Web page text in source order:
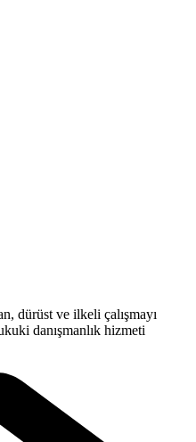
dürüst ve ilkeli çalışmayı
danışmanlık hizmeti